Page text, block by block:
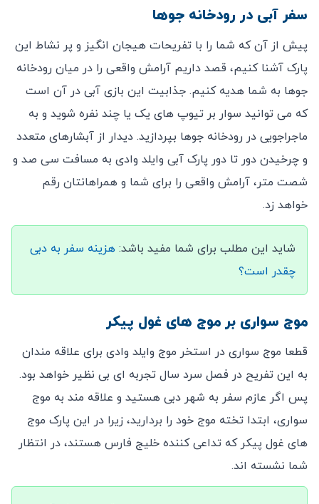
سفر آبی در رودخانه جوها
پیش از آن که شما را با تفریحات هیجان انگیز و پر نشاط این
پارک آشنا کنیم، قصد داریم آرامش واقعی را در میان رودخانه
جوها به شما هدیه کنیم. جذابیت این بازی آبی در آن است
که می توانید سوار بر تیوپ های یک یا چند نفره شوید و به
ماجراجویی در رودخانه جوها بپردازید. دیدار از آبشارهای متعدد
و چرخیدن دور تا دور پارک آبی وایلد وادی به مسافت سی صد و
شصت متر، آرامش واقعی را برای شما و همراهانتان رقم
خواهد زد.
شاید این مطلب برای شما مفید باشد: هزینه سفر به دبی
چقدر است؟
موج سواری بر موج های غول پیکر
قطعا موج سواری در استخر موج وایلد وادی برای علاقه مندان
به این تفریح در فصل سرد سال تجربه ای بی نظیر خواهد بود.
پس اگر عازم سفر به شهر دبی هستید و علاقه مند به موج
سواری، ابتدا تخته موج خود را بردارید، زیرا در این پارک موج
های غول پیکر که تداعی کننده خلیج فارس هستند، در انتظار
شما نشسته اند.